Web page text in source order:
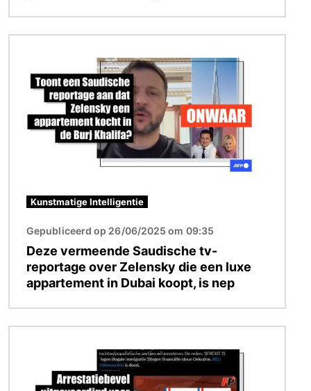
Kunstmatige Intelligentie
Gepubliceerd op 26/06/2025 om 09:35
Deze vermeende Saudische tv-
reportage over Zelensky die een luxe
appartement in Dubai koopt, is nep